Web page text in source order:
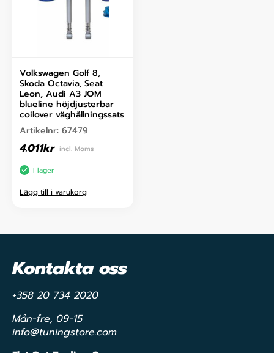
Volkswagen Golf 8,
Skoda Octavia, Seat
Leon, Audi A3 JOM
blueline höjdjusterbar
coilover väghållningssats
Artikelnr: 67479
4.011kr incl. Moms
I lager
Lägg till i varukorg
Kontakta oss
+358 20 734 2020
Mån-fre, 09-15
info@tuningstore.com